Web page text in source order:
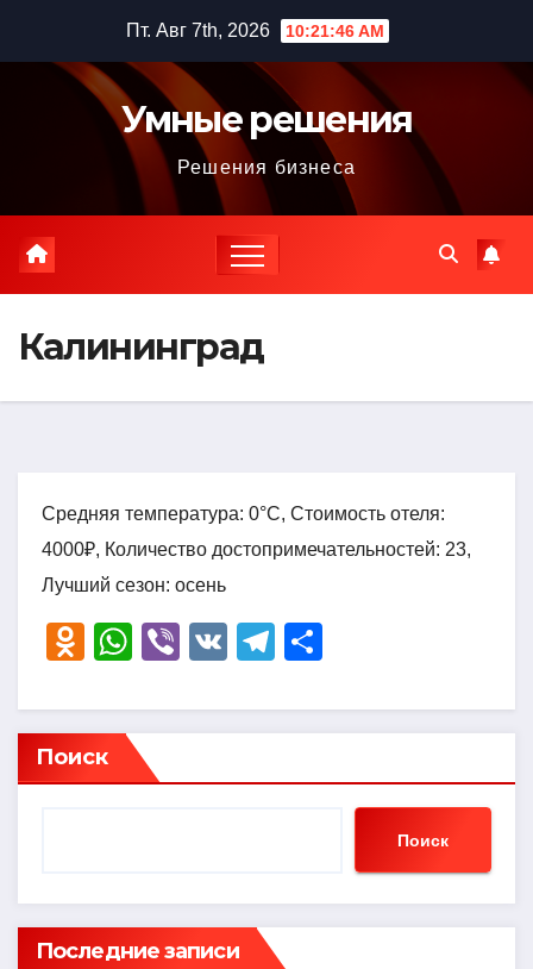
содержимому
Пт. Авг 7th, 2026 10:21:47 AM
Умные решения
Решения бизнеса
Калининград
Средняя температура: 0°C, Стоимость отеля:
4000₽, Количество достопримечательностей: 23,
Лучший сезон: осень
O
n
o
kl
ni
ki
W
at
s
A
Vi
er
V
T
e
a
р
в
ть
Поиск
Поиск
Последние записи